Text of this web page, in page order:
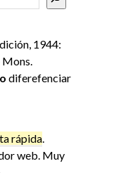
1944:
Mons.
diferefenciar
rápida.
web. Muy